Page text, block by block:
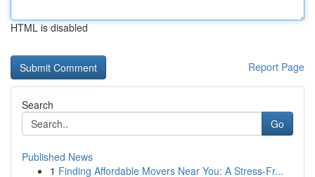
HTML is disabled
Report Page
Search
Go
Published News
1 Finding Affordable Movers Near You: A Stress-Fr...